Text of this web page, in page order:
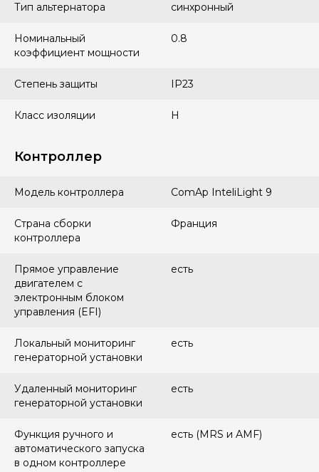
Тип альтернатора синхронный
Номинальный
коэффициент мощности
0.8
Степень защиты IP23
Класс изоляции H
Контроллер
Модель контроллера ComAp InteliLight 9
Страна сборки
контроллера
Франция
Прямое управление
двигателем с
электронным блоком
управления (EFI)
есть
Локальный мониторинг
генераторной установки
есть
Удаленный мониторинг
генераторной установки
есть
Функция ручного и
автоматического запуска
в одном контроллере
есть (MRS и AMF)